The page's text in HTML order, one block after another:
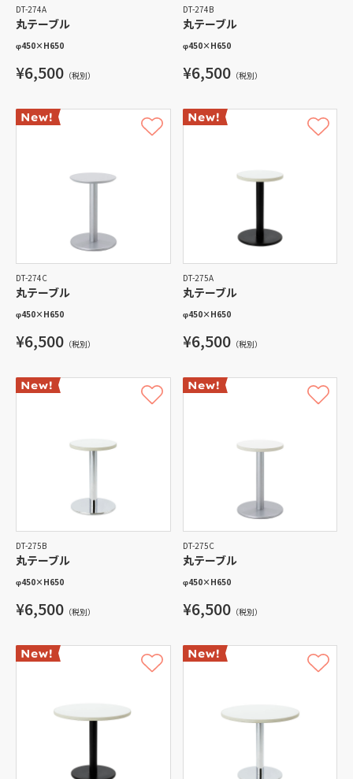
DT-274A
丸テーブル
φ450× H650
¥6,500 （税別）
DT-274B
丸テーブル
φ450× H650
¥6,500（税別）
DT-274C
丸テーブル
φ450× H650
¥6,500 （税別）
DT-275A
丸テーブル
φ450× H650
¥6,500（税別）
DT-275B
丸テーブル
φ450× H650
¥6,500 （税別）
DT-275C
丸テーブル
φ450× H650
¥6,500（税別）